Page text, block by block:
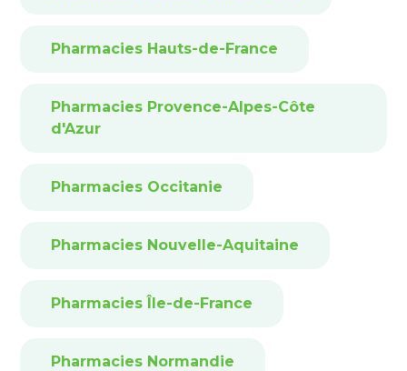
Pharmacies Hauts-de-France
Pharmacies Provence-Alpes-Côte
d'Azur
Pharmacies Occitanie
Pharmacies Nouvelle-Aquitaine
Pharmacies Île-de-France
Pharmacies Normandie